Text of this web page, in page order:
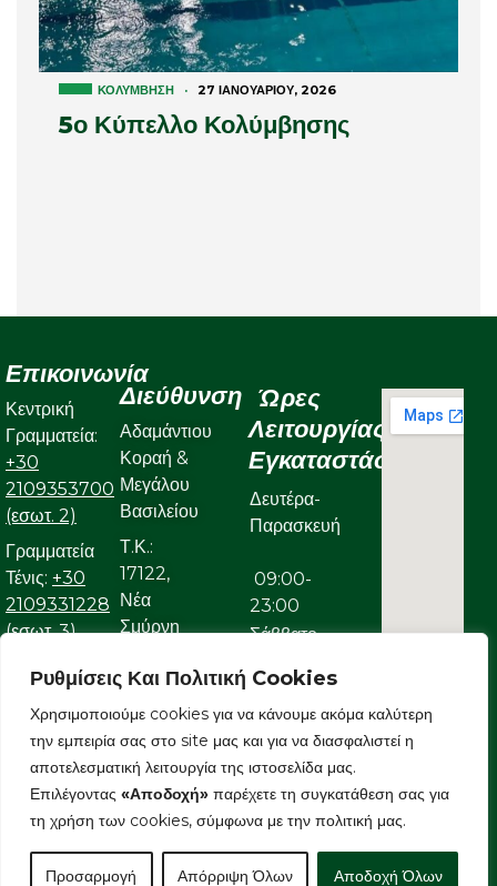
Ρυθμίσεις Και Πολιτική Cookies
Χρησιμοποιούμε cookies για να κάνουμε ακόμα καλύτερη
την εμπειρία σας στο site μας και για να διασφαλιστεί η
αποτελεσματική λειτουργία της ιστοσελίδα μας.
Επιλέγοντας «Αποδοχή» παρέχετε τη συγκατάθεση σας για
τη χρήση των cookies, σύμφωνα με την πολιτική μας.
Προσαρμογή Απόρριψη Όλων Αποδοχή Όλων
ΚΟΛΎΜΒΗΣΗ · 27 ΙΑΝΟΥΑΡΊΟΥ, 2026
5ο Κύπελλο Κολύμβησης
Επικοινωνία
Κεντρική
Γραμματεία:
+30
2109353700
(εσωτ. 2)
Γραμματεία
Τένις: +30
2109331228
(εσωτ. 3)
Γραμματεία
Κολυμβητικού:
+30
2109323632
info@aonsmilon.gr
Διεύθυνση
Αδαμάντιου
Κοραή &
Μεγάλου
Βασιλείου
Τ.Κ.:
17122,
Νέα
Σμύρνη
Ώρες
Λειτουργίας
Εγκαταστάσεων
Δευτέρα-
Παρασκευή
09:00-
23:00
Σάββατο
09:00-
22:00
Κυριακή
09:00-
22:00